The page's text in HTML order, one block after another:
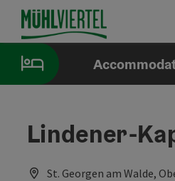
InhoudAccesskey
[0]
NavigatieAccesskey
[1]
PaginabeginAccesskey
[2]
Lindener-
St. Georgen am Walde,